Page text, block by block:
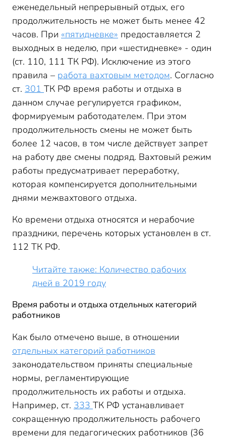
еженедельный непрерывный отдых, его
продолжительность не может быть менее 42
часов. При «пятидневке» предоставляется 2
выходных в неделю, при «шестидневке» - один
(ст. 110, 111 ТК РФ). Исключение из этого
правила – работа вахтовым методом. Согласно
ст. 301 ТК РФ время работы и отдыха в
данном случае регулируется графиком,
формируемым работодателем. При этом
продолжительность смены не может быть
более 12 часов, в том числе действует запрет
на работу две смены подряд. Вахтовый режим
работы предусматривает переработку,
которая компенсируется дополнительными
днями межвахтового отдыха.
Ко времени отдыха относятся и нерабочие
праздники, перечень которых установлен в ст.
112 ТК РФ.
Читайте также: Количество рабочих
дней в 2019 году
Время работы и отдыха отдельных категорий
работников
Как было отмечено выше, в отношении
отдельных категорий работников
законодательством приняты специальные
нормы, регламентирующие
продолжительность их работы и отдыха.
Например, ст. 333 ТК РФ устанавливает
сокращенную продолжительность рабочего
времени для педагогических работников (36